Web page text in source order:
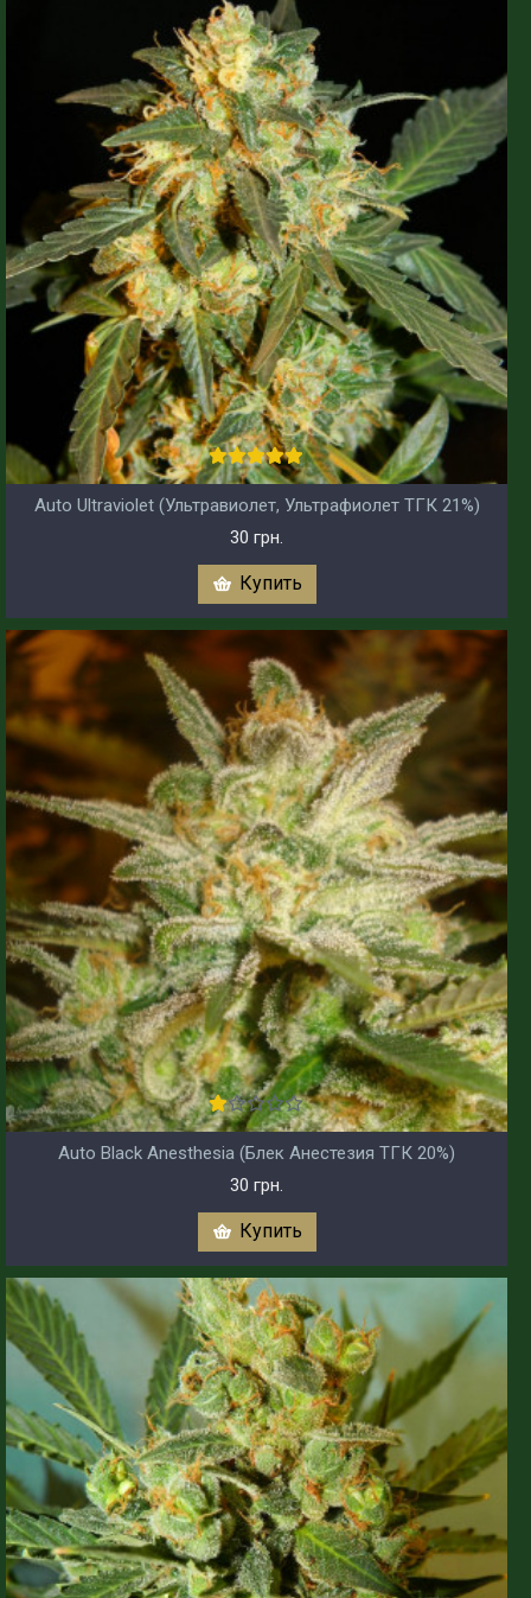
Auto Ultraviolet (Ультравиолет, Ультрафиолет ТГК 21%)
30 грн.
Купить
Auto Black Anesthesia (Блек Анестезия ТГК 20%)
30 грн.
Купить